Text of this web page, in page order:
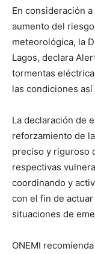
En consideración
aumento del
meteorológica, la
Lagos, declara
tormentas
las condiciones
La declaración de
reforzamiento de
preciso y riguroso
respectivas
coordinando y
con el fin de
situaciones de
ONEMI